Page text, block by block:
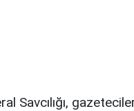
Savcılığı,